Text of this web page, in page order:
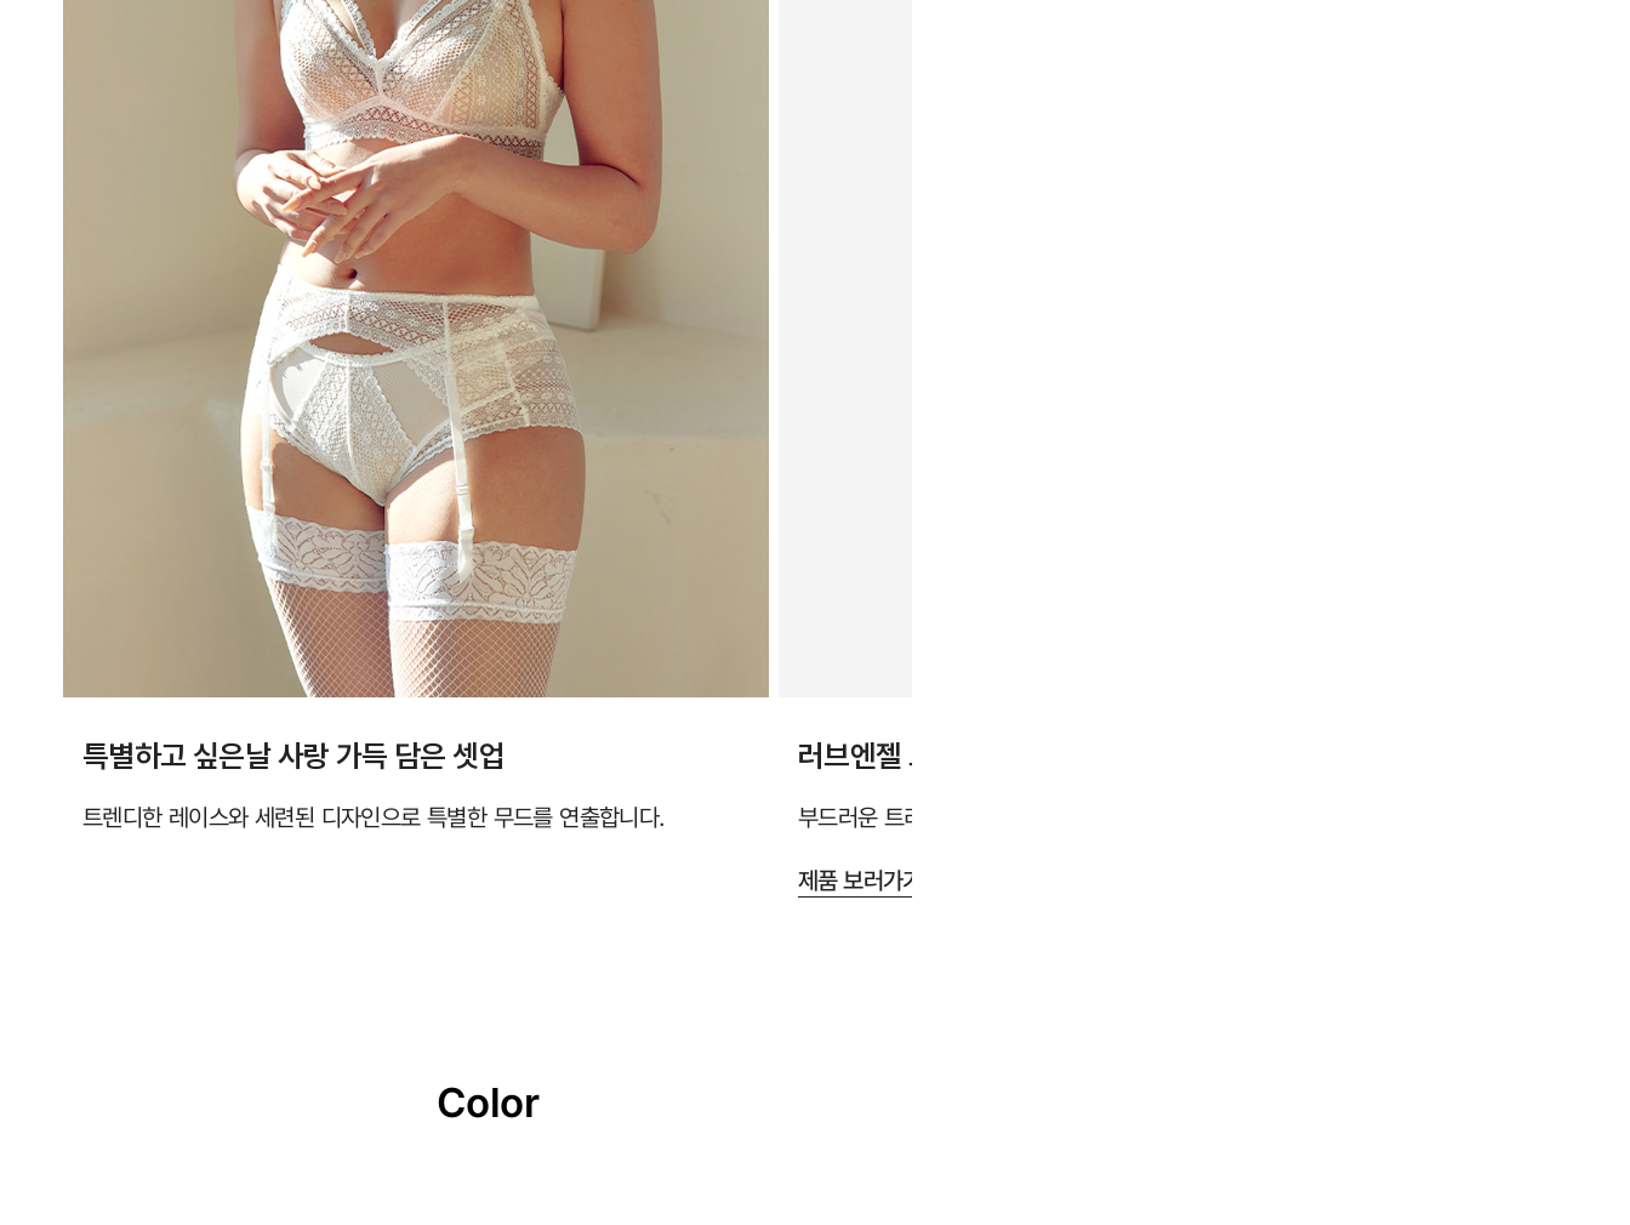
특별하고 싶은날 사랑 가득 담은 셋업
트렌디한 레이스와 세련된 디자인으로 특별한 무드를 연출합니다.
러브엔젤 브라렛
부드러운 트리밍 레이스 끈이 특별한 브라렛
제품 보러가기 >
Color